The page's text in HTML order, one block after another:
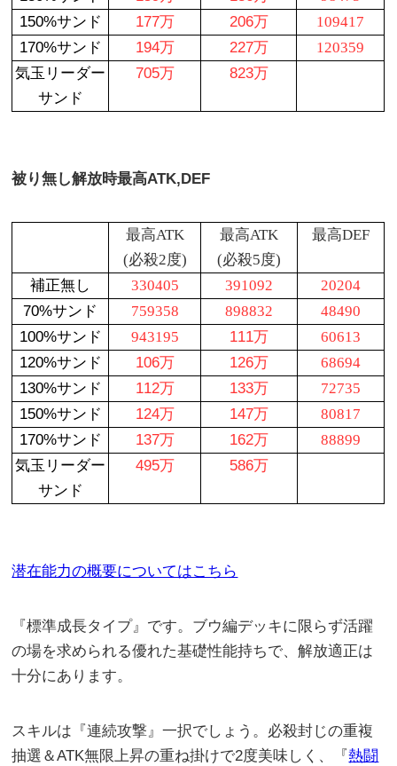
150%サンド
177万 206万
109417
170%サンド
194万 227万
120359
気玉リーダー
サンド
705万 823万
被り無し解放時最高ATK,DEF
最高ATK
(必殺2度)
最高ATK
(必殺5度)
最高DEF
補正無し 330405 391092
20204
70%サンド
759358 898832
48490
100%サンド
943195 111万
60613
120%サンド
106万 126万
68694
130%サンド
112万 133万
72735
150%サンド
124万 147万
80817
170%サンド
137万 162万
88899
気玉リーダー
サンド
495万 586万
潜在能力の概要についてはこちら
『標準成長タイプ』です。ブウ編デッキに限らず活躍
の場を求められる優れた基礎性能持ちで、解放適正は
十分にあります。
スキルは『連続攻撃』一択でしょう。必殺封じの重複
抽選＆ATK無限上昇の重ね掛けで2度美味しく、『熱闘